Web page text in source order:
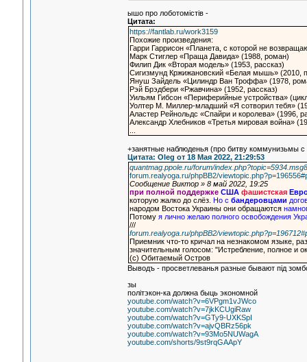
ышо про лоботомiстiв -
Цитата:
https://fantlab.ru/work3159
Похожие произведения:
Гарри Гаррисон «Планета, с которой не
Марк Стиглер «Праща Давида» (1988, роман)
Филип Дик «Вторая модель» (1953, рассказ)
Сигизмунд Кржижановский «Белая мышь» (2010,
Януш Зайдель «Цилиндр Ван Троффа» (1978,
Рэй Брэдбери «Ржавчина» (1952, рассказ)
Уильям Гибсон «Периферийные устройства»
Уолтер М. Миллер-младший «Я сотворил тебя»
Аластер Рейнольдс «Спайри и королева» (1996,
Александр Хлебников «Третья мировая война»
+занятные наблюденья (про битву коммунизьмы
Цитата: Oleg от 18 Мая 2022, 21:29:53
quantmag.ppole.ru/forum/
forum.realyoga.ru/phpBB2/
Сообщение Виктор » 8 май 2022, 19:25
при полной поддержкеСША фашистская
которую жалко до слёз.
Но с бандеровцами
народом Востока Украины они обращаются
Потому я лично желаю полного освобождения
///
forum.realyoga.ru/phpBB2/
Приемник что-то кричал на незнакомом языке,
значительным голосом: "Истребление, полное и
(с) Обитаемый Остров
Выводъ - просветлеванья разные бывают пiд
зы
полiтэкон-ка должна быць экономной
youtube.com/watch?v=6VPgm1vJWco
youtube.com/watch?v=7jkKCUgiRaw
youtube.com/watch?v=GTy9-UXKSpI
youtube.com/watch?v=ajvQBRz56pk
youtube.com/watch?v=93Mo5NUWagA
youtube.com/shorts/9st9rqGAApY